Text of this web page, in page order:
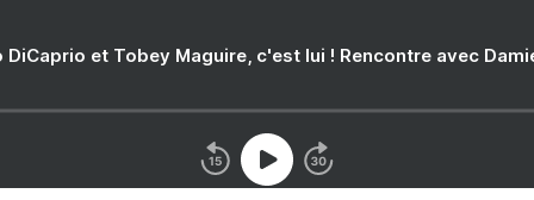
DiCaprio et Tobey Maguire, c'est lui ! Rencontre avec